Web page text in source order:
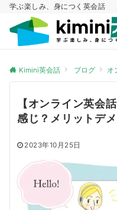
学ぶ楽しみ、身につく英会話
Kimini英会話 ブログ オ
【オンライン英会
感じ？メリットデ
2023年10月25日